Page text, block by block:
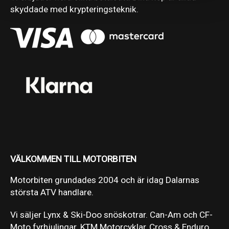
skyddade med krypteringsteknik.
VÄLKOMMEN TILL MOTORBITEN
Motorbiten grundades 2004 och är idag Dalarnas
största ATV handlare.
Vi säljer Lynx & Ski-Doo snöskotrar. Can-Am och CF-
Moto fyrhjulingar. KTM Motorcyklar, Cross & Enduro.